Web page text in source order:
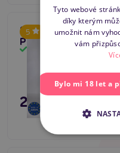
5
Samodržící punčošky
Passion ST017 černé
239 Kč
Tyto webové
díky kterým
umožnit nám
vám
Bylo mi 18 let a